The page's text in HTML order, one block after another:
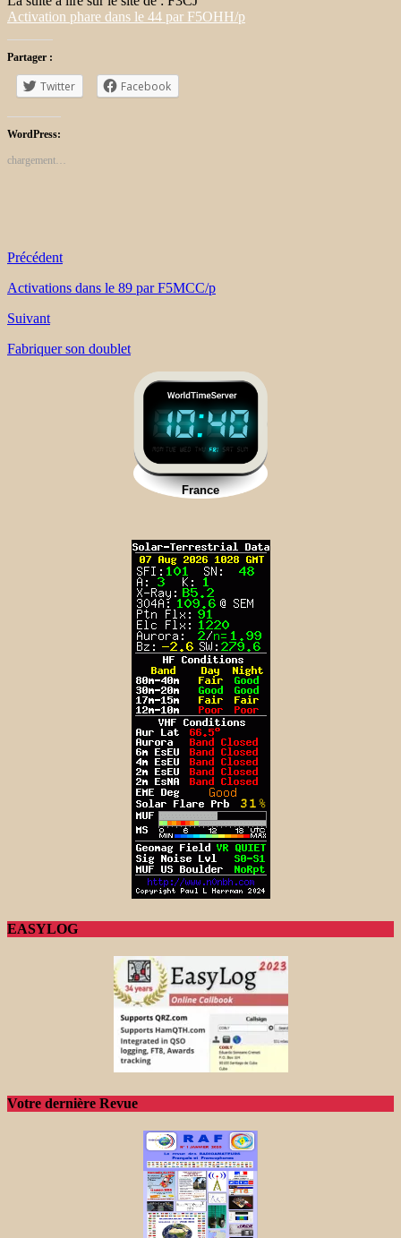
Activation phare dans le 44 par F5OHH/p
Partager :
Twitter Facebook
WordPress:
chargement…
Précédent
Activations dans le 89 par F5MCC/p
Suivant
Fabriquer son doublet
EASYLOG
Votre dernière Revue